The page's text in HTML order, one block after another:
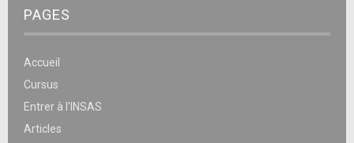
PAGES
Accueil
Cursus
Entrer à l’INSAS
Articles